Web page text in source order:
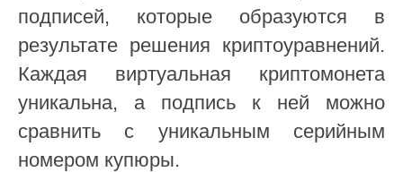
подписей, которые образуются в
результате решения криптоуравнений.
Каждая виртуальная криптомонета
уникальна, а подпись к ней можно
сравнить с уникальным серийным
номером купюры.